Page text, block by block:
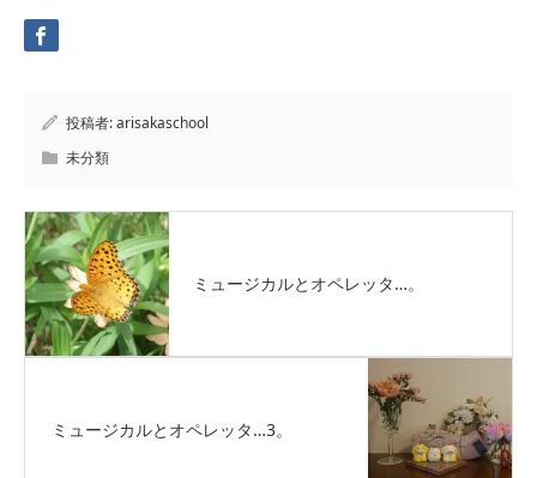
投稿者:arisakaschool
未分類
ミュージカルとオペレッタ…。
ミュージカルとオペレッタ…3。